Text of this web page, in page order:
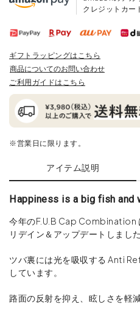
クレジットカー
ギフトラッピングはこちら
商品についてのお問い合わせ
ご利用ガイドはこちら
※営業日に限ります。
アイテム説明
Happiness is a big fish and
今年のF.U.B Cap Combination
リデイン＆アップデートしました
ツバ裏には光を吸収する Anti
しています。
路面の反射を抑え、眩しさを軽